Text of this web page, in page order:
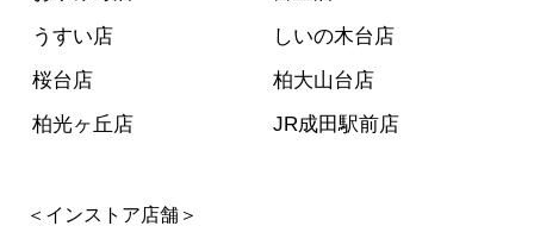
うすい店
しいの木台店
桜台店
柏大山台店
柏光ヶ丘店
JR成田駅前店
＜インストア店舗＞